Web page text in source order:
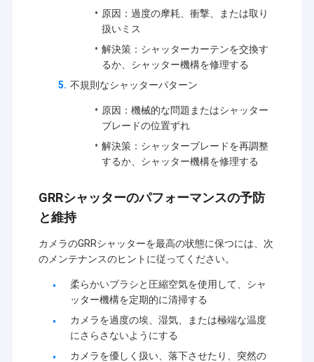
原因：過度の摩耗、衝撃、または取り
扱いミス
解決策：シャッターカーテンを交換す
るか、シャッター機構を修理する
不規則なシャッターパターン
原因：機械的な問題またはシャッター
ブレードの位置ずれ
解決策：シャッターブレードを再調整
するか、シャッター機構を修理する
GRRシャッターのパフォーマンスの予防
と維持
カメラのGRRシャッターを最高の状態に保つには、次
のメンテナンスのヒントに従ってください。
柔らかいブラシと圧縮空気を使用して、シャ
ッター機構を定期的に清掃する
カメラを過度の埃、湿気、または極端な温度
にさらさないようにする
カメラを優しく扱い、落下させたり、突然の